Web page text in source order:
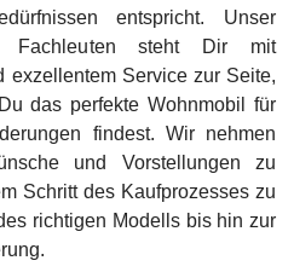
entspricht. Unser
Fachleuten steht Dir mit
exzellentem Service zur Seite,
das perfekte Wohnmobil für
findest. Wir nehmen
und Vorstellungen zu
Schritt des Kaufprozesses zu
richtigen Modells bis hin zur